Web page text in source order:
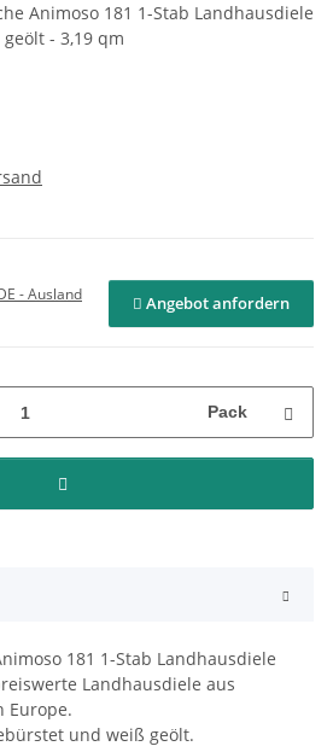
Animoso 181 1-Stab Landhausdiele
- 3,19 qm
- Ausland
Angebot anfordern
Pack
181 1-Stab Landhausdiele
Landhausdiele aus
Europe.
und weiß geölt.